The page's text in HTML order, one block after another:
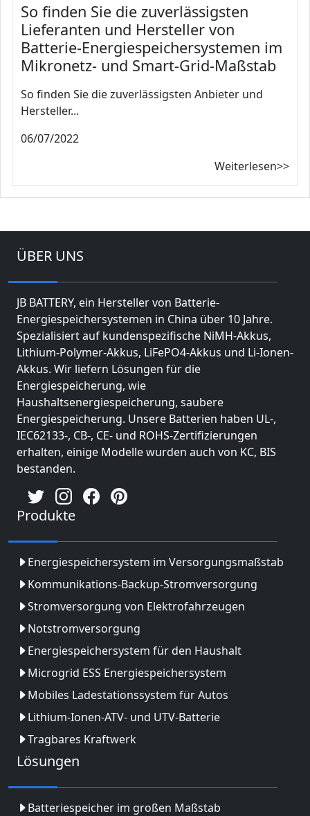
So finden Sie die zuverlässigsten
Lieferanten und Hersteller von
Batterie-Energiespeichersystemen im
Mikronetz- und Smart-Grid-Maßstab
So finden Sie die zuverlässigsten Anbieter und
Hersteller...
06/07/2022
Weiterlesen>>
ÜBER UNS
JB BATTERY, ein Hersteller von Batterie-
Energiespeichersystemen in China über 10 Jahre.
Spezialisiert auf kundenspezifische NiMH-Akkus,
Lithium-Polymer-Akkus, LiFePO4-Akkus und Li-Ionen-
Akkus. Wir liefern Lösungen für die
Energiespeicherung, wie
Haushaltsenergiespeicherung, saubere
Energiespeicherung. Unsere Batterien haben UL-,
IEC62133-, CB-, CE- und ROHS-Zertifizierungen
erhalten, einige Modelle wurden auch von KC, BIS
bestanden.
Produkte
Energiespeichersystem im Versorgungsmaßstab
Kommunikations-Backup-Stromversorgung
Stromversorgung von Elektrofahrzeugen
Notstromversorgung
Energiespeichersystem für den Haushalt
Microgrid ESS Energiespeichersystem
Mobiles Ladestationssystem für Autos
Lithium-Ionen-ATV- und UTV-Batterie
Tragbares Kraftwerk
Lösungen
Batteriespeicher im großen Maßstab